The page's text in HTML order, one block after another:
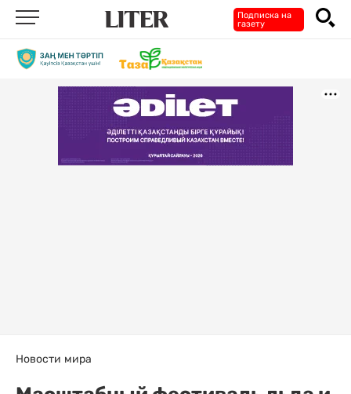
Подписка на
газету
Новости мира